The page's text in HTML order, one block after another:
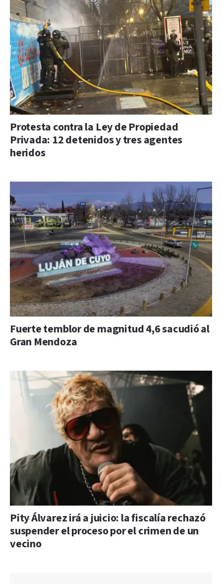
Protesta contra la Ley de Propiedad
Privada: 12 detenidos y tres agentes
heridos
Fuerte temblor de magnitud 4,6 sacudió al
Gran Mendoza
Pity Álvarez irá a juicio: la fiscalía rechazó
suspender el proceso por el crimen de un
vecino